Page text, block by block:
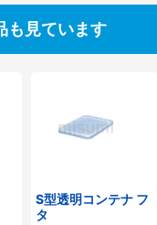
も見ています
S型透明コンテナ フ
タ